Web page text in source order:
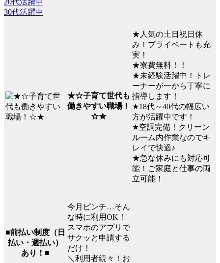
30代活躍中
★☆子育て世代も
働きやすい職場！
☆★
★人気の土日祝日休
み！プライベートも充
実！
★寮費無料！！
★未経験活躍中！トレ
ーナーが一から丁寧に
指導します！
★18代～40代の幅広い
方が活躍中です！
★空調完備！クリーン
ルーム内作業なのでキ
レイで快適♪
★急な休みにも対応可
能！ご家庭と仕事の両
立可能！
■前払い制度（日
払い・週払い）
あり！■
今月ピンチ…そん
な時に利用OK！
スマホのアプリで
サクッと申請する
だけ！
＼利用者続々！お